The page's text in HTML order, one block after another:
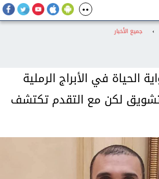
› جميع الأخبار
الحياة في الأبراج الرملية
لكن مع التقدم تكتشف